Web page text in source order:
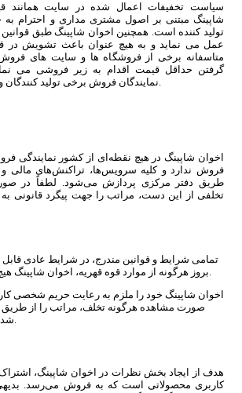
سیاست تخفیفات اعمال شده در سایت همانند
شاپینگ مبتنی بر اصول مشتری مداری و احترام
تولید کننده است. همچنین اخوان شاپینگ طبق
عمل می نماید و به هیچ عنوان باعث تشویش در
متاسفانه برخی از فروشگاه ها و سایت های فروش
گرفتن حداقل قیمت اقدام به زیر فروشی می
نمایندگان فروش برخی تولید کنندگان و کارخانه ها شده است.
اخوان شاپینگ در هیچ نقطه‏‌ای از کشور نمایندگی
فروش ندارد و کلیه سرویس‌‏ها، تراکنش‏‌های مالی و
طریق دفتر مرکزی پردازش می‏‌شود. لطفاً در
تخلفی از این دست، مراتب را جهت پیگرد قانونی
تمامی شرایط و قوانین مندرج، در شرایط عادی
بروز هرگونه از موارد قوه قهریه، اخوان شاپینگ هیچ گونه مسئولیتی ندارد.
اخوان شاپینگ خود را ملزم به رعایت حریم شخصی
صورت مشاهده هرگونه تخلف، مراتب را از طریق
شده با ما در میان بگذارید.
هدف از ایجاد بخش نظرات در اخوان شاپینگ،
کاربری محصولاتی است که به فروش می‌رسد.